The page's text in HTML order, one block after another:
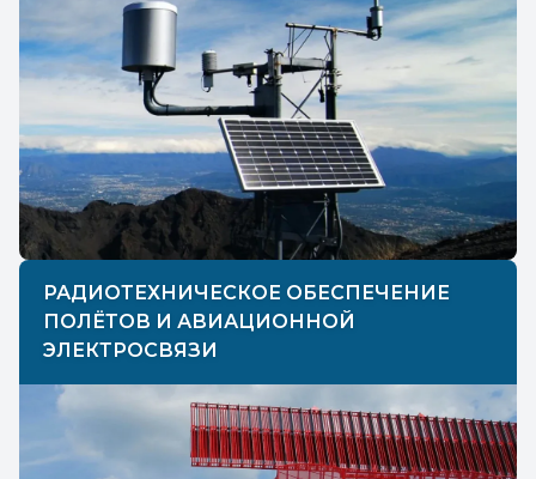
РАДИОТЕХНИЧЕСКОЕ ОБЕСПЕЧЕНИЕ
ПОЛЁТОВ И АВИАЦИОННОЙ
ЭЛЕКТРОСВЯЗИ